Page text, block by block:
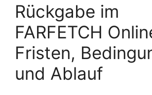
Rückgabe im
FARFETCH
Fristen,
und Ablauf